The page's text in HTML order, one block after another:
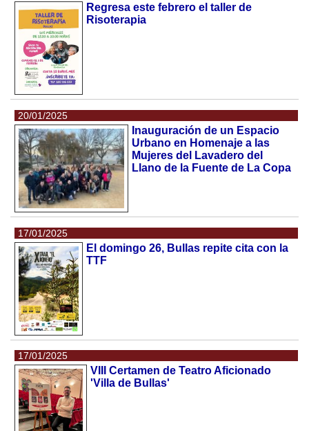
Regresa este febrero el taller de
Risoterapia
20/01/2025
Inauguración de un Espacio
Urbano en Homenaje a las
Mujeres del Lavadero del
Llano de la Fuente de La Copa
17/01/2025
El domingo 26, Bullas repite cita con la
TTF
17/01/2025
VIII Certamen de Teatro Aficionado
'Villa de Bullas'